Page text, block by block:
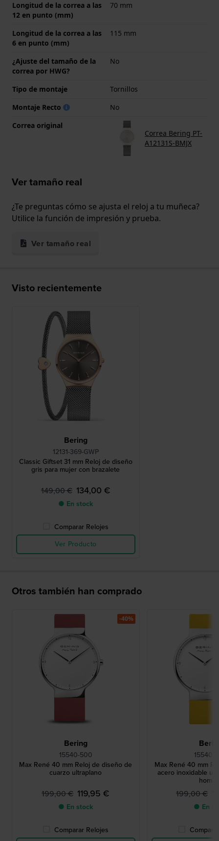
Longitud de la correa a las
12 en punto (mm)
70 mm
Longitud de la correa a las
6 en punto (mm)
115 mm
¿Ajuste del tamaño de la
correa por HWG?
No
Tipo de montaje
Tornillos
Montaje Recto
No
Correa original
Correa Bering PT-
A12131S-BMJX
Ver tamaño real
¿Te preguntas cómo se ajusta el reloj a tu muñeca?
Utilice la función de impresión y prueba.
Ver tamaño real
Visto recientemente
Bering
12131-369-GWP
Classic Giftset 31 mm Reloj de diseño
gris para mujer con brazalete
149,00 € 134,00 €
● En stock
Comparar Relojes
Ver Producto
Otros también han comprado
Bering
15540-500
Max René 40 mm Reloj de diseño de
cuarzo ultraplano
199,00 € 119,95 €
● En stock
Comparar Relojes
-40%
15540-
Max René 40 mm
acero inoxidable
199,00 €
● En